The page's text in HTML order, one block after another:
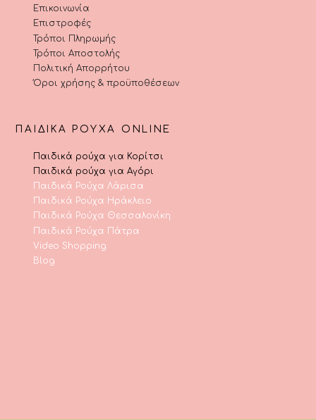
Επικοινωνία
Επιστροφές
Τρόποι Πληρωμής
Τρόποι Αποστολής
Πολιτική Απορρήτου
Όροι χρήσης & προϋποθέσεων
ΠΑΙΔΙΚΆ ΡΟΎΧΑ ONLINE
Παιδικά ρούχα για Κορίτσι
Παιδικά ρούχα για Αγόρι
Παιδικά Ρούχα Λάρισα
Παιδικά Ρούχα Ηράκλειο
Παιδικά Ρούχα Θεσσαλονίκη
Παιδικά Ρούχα Πάτρα
Video Shopping
Blog